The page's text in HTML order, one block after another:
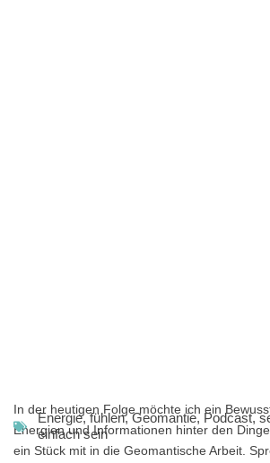
In der heutigen Folge möchte ich ein
Energien und Informationen hinter den
ein Stück mit in die Geomantische Arbeit.
Energie,fühlen,Geomantie, Podcast,
einfach sein